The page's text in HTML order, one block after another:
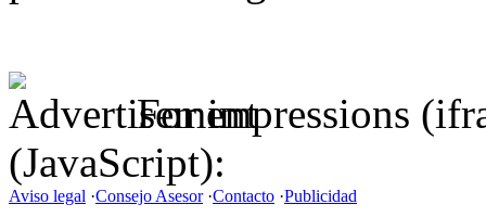
For impressions
(JavaScript):
Aviso legal ·Consejo Asesor·Contacto ·Publicidad